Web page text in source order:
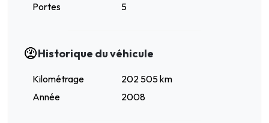
Portes
5
Historique du véhicule
Kilométrage
202 505 km
Année
2008